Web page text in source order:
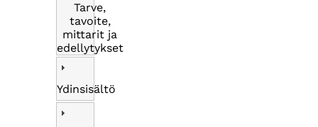
Tarve,
tavoite,
mittarit ja
edellytykset
Ydinsisältö